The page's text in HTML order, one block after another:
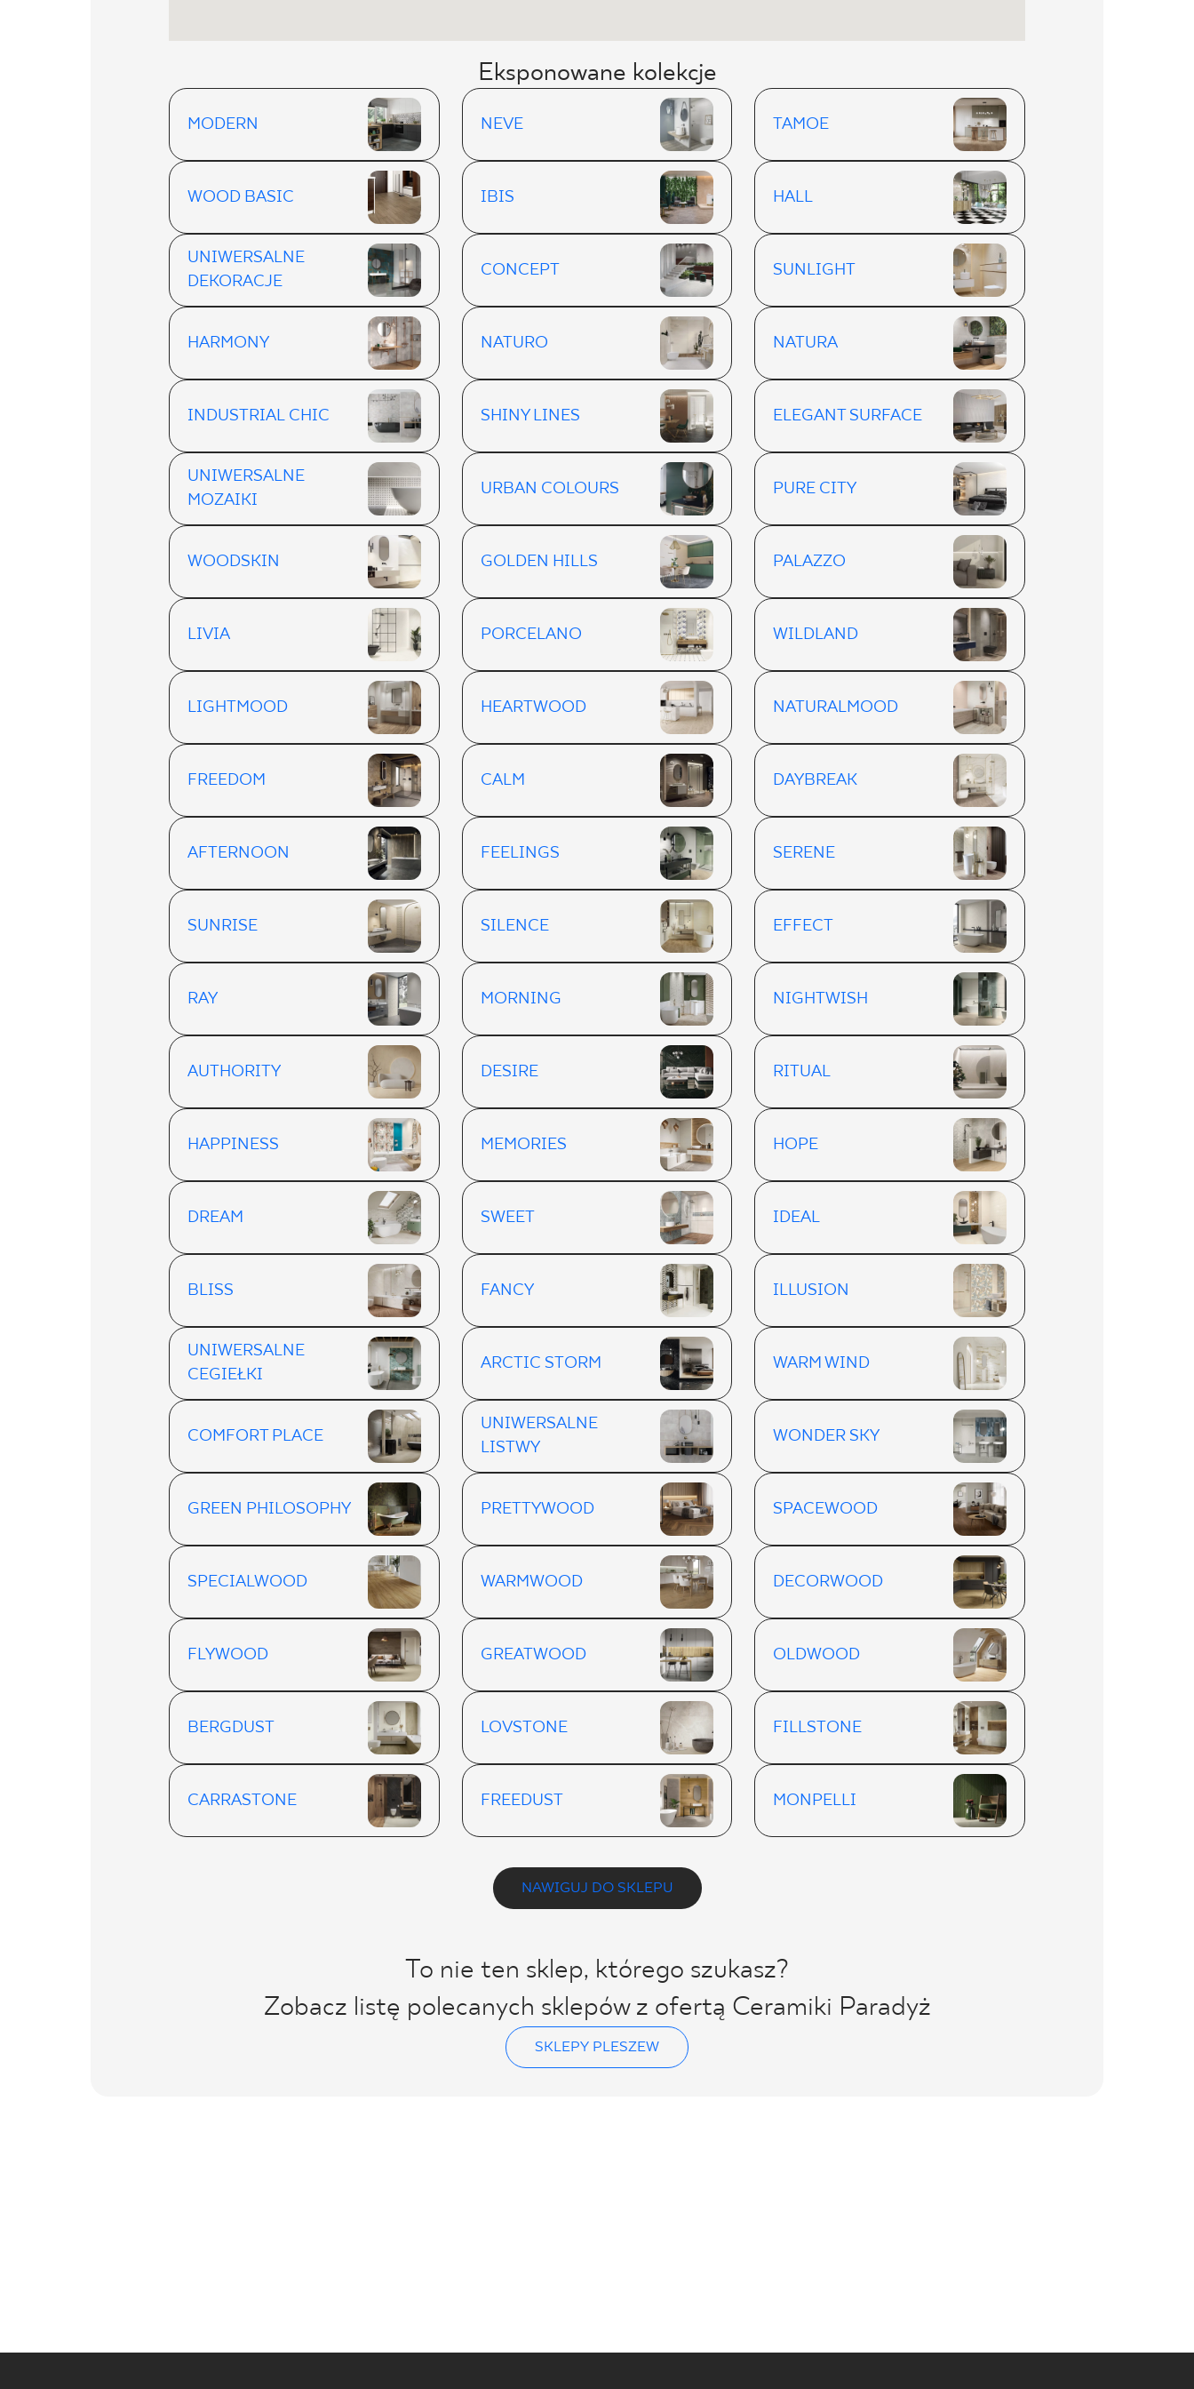
Eksponowane kolekcje
MODERN NEVE TAMOE
WOOD BASIC IBIS HALL
UNIWERSALNE
DEKORACJE
CONCEPT SUNLIGHT
HARMONY NATURO NATURA
INDUSTRIAL CHIC SHINY LINES ELEGANT SURFACE
UNIWERSALNE
MOZAIKI
URBAN COLOURS PURE CITY
WOODSKIN GOLDEN HILLS PALAZZO
LIVIA PORCELANO WILDLAND
LIGHTMOOD HEARTWOOD NATURALMOOD
FREEDOM CALM DAYBREAK
AFTERNOON FEELINGS SERENE
SUNRISE SILENCE EFFECT
RAY MORNING NIGHTWISH
AUTHORITY DESIRE RITUAL
HAPPINESS MEMORIES HOPE
DREAM SWEET IDEAL
BLISS FANCY ILLUSION
UNIWERSALNE
CEGIEŁKI
ARCTIC STORM WARM WIND
COMFORT PLACE
UNIWERSALNE
LISTWY
WONDER SKY
GREEN PHILOSOPHY PRETTYWOOD SPACEWOOD
SPECIALWOOD WARMWOOD DECORWOOD
FLYWOOD GREATWOOD OLDWOOD
BERGDUST LOVSTONE FILLSTONE
CARRASTONE FREEDUST MONPELLI
NAWIGUJ DO SKLEPU
To nie ten sklep, którego szukasz?
Zobacz listę polecanych sklepów z ofertą Ceramiki Paradyż
SKLEPY PLESZEW